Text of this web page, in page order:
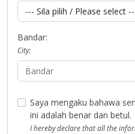
Bandar:
City:
Saya mengaku bahawa
ini adalah benar dan betul.
I hereby declare that all the